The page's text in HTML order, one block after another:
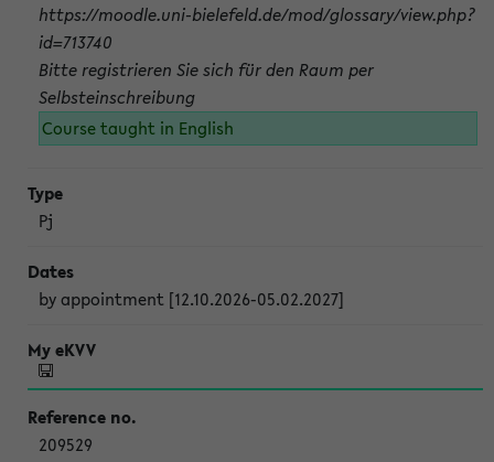
https://moodle.uni-bielefeld.de/mod/glossary/view.php?
id=713740
Bitte registrieren Sie sich für den Raum per
Selbsteinschreibung
Course taught in English
Pj
by appointment [12.10.2026-05.02.2027]
209529